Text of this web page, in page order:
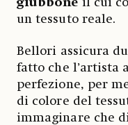
giubbone il cui
un tessuto reale.
Bellori assicura
fatto che l’artista
perfezione, per
di colore del
immaginare che